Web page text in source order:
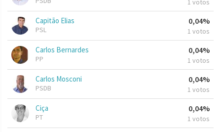
1 votos
Capitão Elias
PSL
0,04%
1 votos
Carlos Bernardes
PP
0,04%
1 votos
Carlos Mosconi
PSDB
0,04%
1 votos
Ciça
PT
0,04%
1 votos